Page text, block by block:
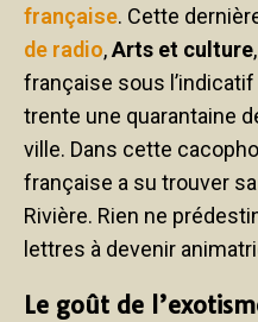
française. Cette
de radio,Arts et culture
française sous
trente une quarantaine
ville. Dans cette
française a su trouver
Rivière. Rien ne
lettres à devenir
Le goût de